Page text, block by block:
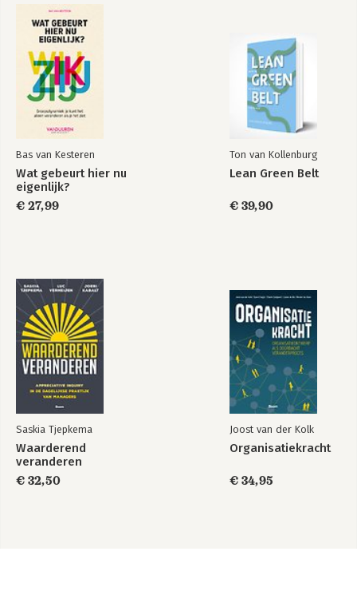
Bas van Kesteren
Wat gebeurt hier nu
eigenlijk?
€ 27,99
Ton van Kollenburg
Lean Green Belt
€ 39,90
Saskia Tjepkema
Waarderend
veranderen
€ 32,50
Joost van der Kolk
Organisatiekracht
€ 34,95